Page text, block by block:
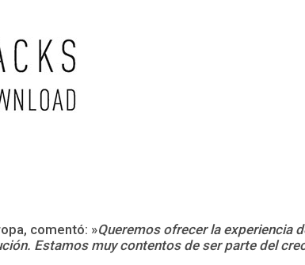
comentó: »Queremos ofrecer la experiencia
Estamos muy contentos de ser parte del